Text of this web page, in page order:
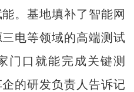
基地填补了智能网
电等领域的高端测试
门口就能完成关键测
的研发负责人告诉记